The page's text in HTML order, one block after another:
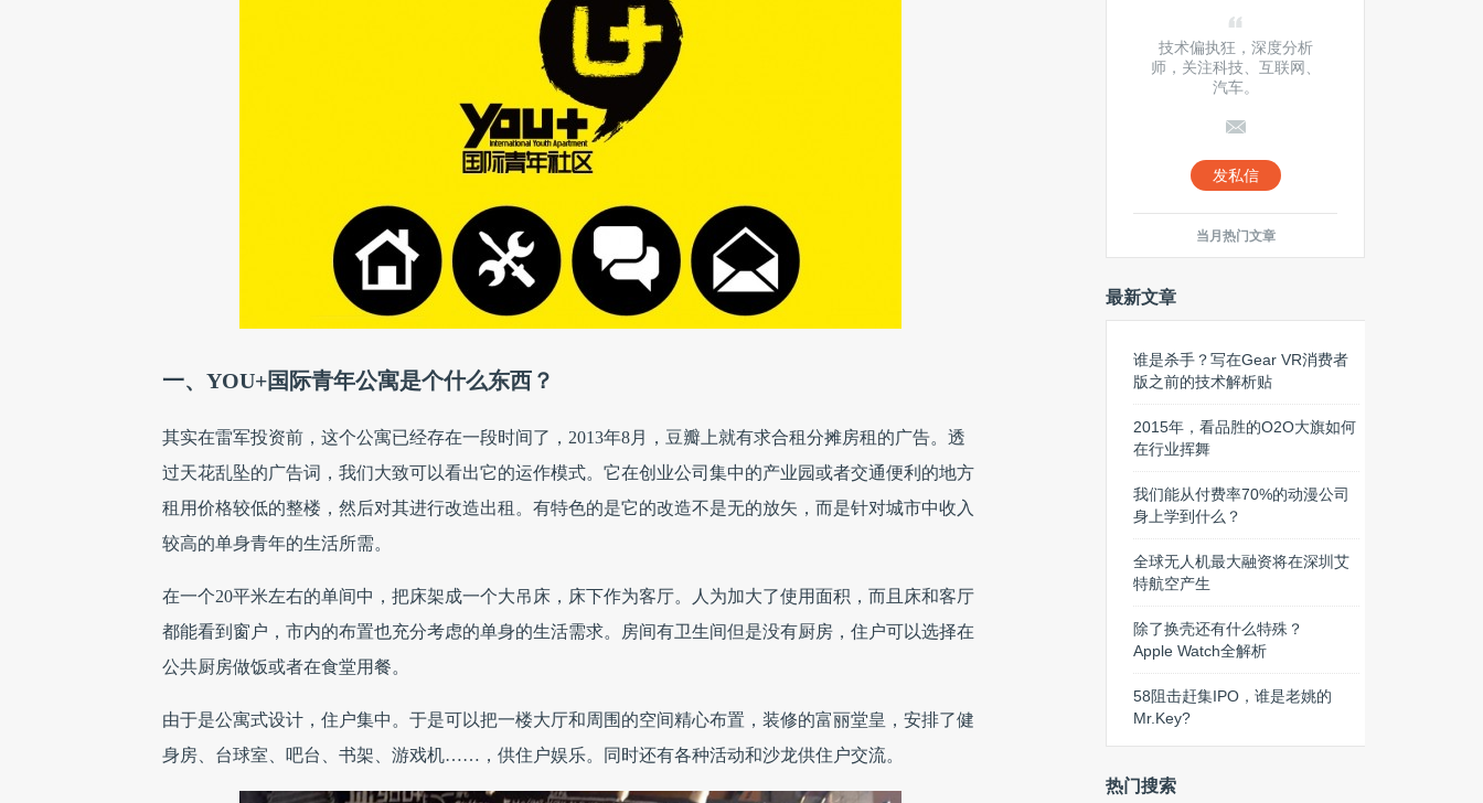
一、YOU+国际青年公寓是个什么东西？
其实在雷军投资前，这个公寓已经存在一段时间了，2013年8月，豆瓣上就有求合租分摊房租的广告。透
过天花乱坠的广告词，我们大致可以看出它的运作模式。它在创业公司集中的产业园或者交通便利的地方
租用价格较低的整楼，然后对其进行改造出租。有特色的是它的改造不是无的放矢，而是针对城市中收入
较高的单身青年的生活所需。
在一个20平米左右的单间中，把床架成一个大吊床，床下作为客厅。人为加大了使用面积，而且床和客厅
都能看到窗户，市内的布置也充分考虑的单身的生活需求。房间有卫生间但是没有厨房，住户可以选择在
公共厨房做饭或者在食堂用餐。
由于是公寓式设计，住户集中。于是可以把一楼大厅和周围的空间精心布置，装修的富丽堂皇，安排了健
身房、台球室、吧台、书架、游戏机……，供住户娱乐。同时还有各种活动和沙龙供住户交流。
技术偏执狂，深度分析
师，关注科技、互联网、
汽车。
发私信
当月热门文章
最新文章
谁是杀手？写在Gear VR消费者
版之前的技术解析贴
2015年，看品胜的O2O大旗如何
在行业挥舞
我们能从付费率70%的动漫公司
身上学到什么？
全球无人机最大融资将在深圳艾
特航空产生
除了换壳还有什么特殊？
Apple Watch全解析
58阻击赶集IPO，谁是老姚的
Mr.Key?
热门搜索